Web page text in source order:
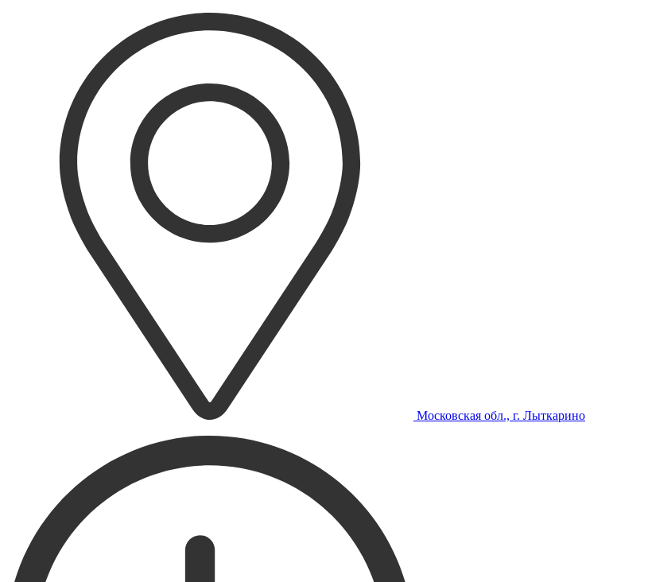
Московская обл., г. Лыткарино